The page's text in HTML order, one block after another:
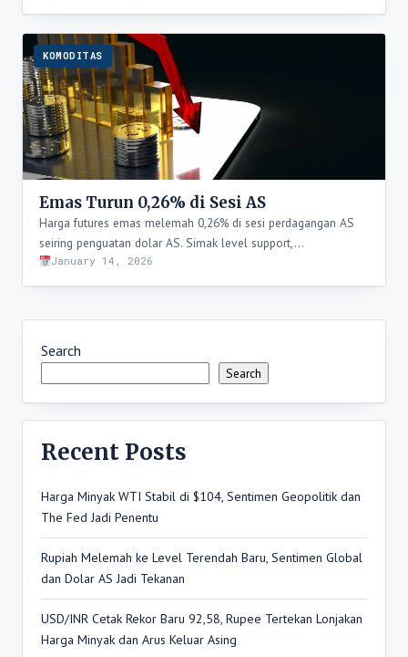
KOMODITAS
Emas Turun 0,26% di Sesi AS
Harga futures emas melemah 0,26% di sesi perdagangan AS
seiring penguatan dolar AS. Simak level support,…
January 14, 2026
Search
Search
Recent Posts
Harga Minyak WTI Stabil di $104, Sentimen Geopolitik dan
The Fed Jadi Penentu
Rupiah Melemah ke Level Terendah Baru, Sentimen Global
dan Dolar AS Jadi Tekanan
USD/INR Cetak Rekor Baru 92,58, Rupee Tertekan Lonjakan
Harga Minyak dan Arus Keluar Asing